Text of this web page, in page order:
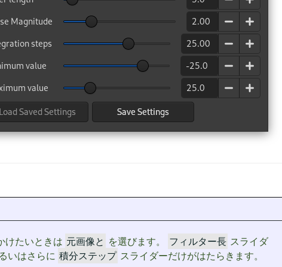
けたいときは 元画像と を選びます。 フィルター長 スライダ
いはさらに 積分ステップ スライダーだけがはたらきます。